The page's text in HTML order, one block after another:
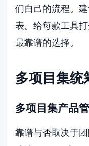
们自己的流程。
表。给每款工具
最靠谱的选择。
多项目集统
多项目集产品
靠谱与否取决于